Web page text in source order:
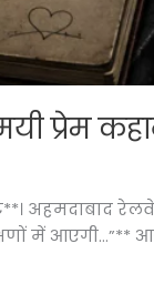
प्रेम
में आएगी…”**